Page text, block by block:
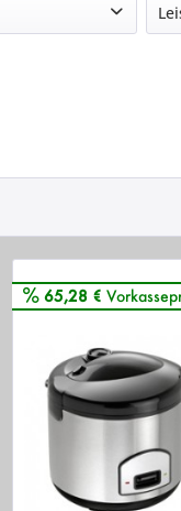
bis368,00 €
65,28 €